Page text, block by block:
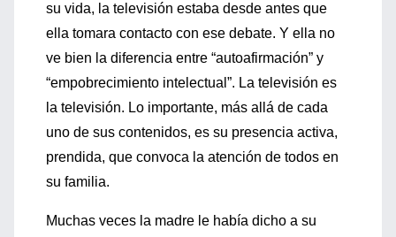
su vida, la televisión estaba desde antes que
ella tomara contacto con ese debate. Y ella no
ve bien la diferencia entre “autoafirmación” y
“empobrecimiento intelectual”. La televisión es
la televisión. Lo importante, más allá de cada
uno de sus contenidos, es su presencia activa,
prendida, que convoca la atención de todos en
su familia.
Muchas veces la madre le había dicho a su